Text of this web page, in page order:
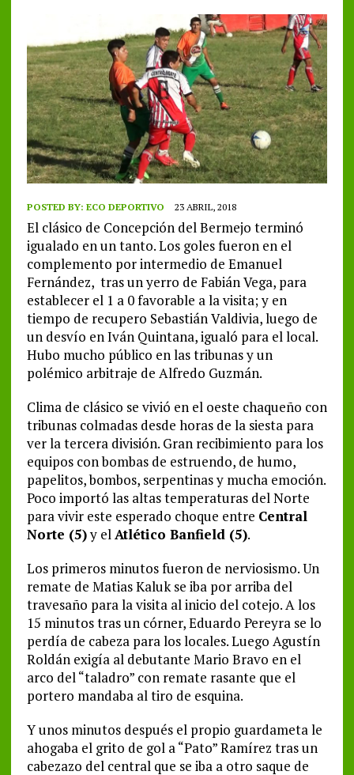
POSTED BY: ECO DEPORTIVO 23 ABRIL, 2018
El clásico de Concepción del Bermejo terminó
igualado en un tanto. Los goles fueron en el
complemento por intermedio de Emanuel
Fernández, tras un yerro de Fabián Vega, para
establecer el 1 a 0 favorable a la visita; y en
tiempo de recupero Sebastián Valdivia, luego de
un desvío en Iván Quintana, igualó para el local.
Hubo mucho público en las tribunas y un
polémico arbitraje de Alfredo Guzmán.
Clima de clásico se vivió en el oeste chaqueño con
tribunas colmadas desde horas de la siesta para
ver la tercera división. Gran recibimiento para los
equipos con bombas de estruendo, de humo,
papelitos, bombos, serpentinas y mucha emoción.
Poco importó las altas temperaturas del Norte
para vivir este esperado choque entre Central
Norte (5)y elAtlético Banfield (5).
Los primeros minutos fueron de nerviosismo. Un
remate de Matias Kaluk se iba por arriba del
travesaño para la visita al inicio del cotejo. A los
15 minutos tras un córner, Eduardo Pereyra se lo
perdía de cabeza para los locales. Luego Agustín
Roldán exigía al debutante Mario Bravo en el
arco del “taladro” con remate rasante que el
portero mandaba al tiro de esquina.
Y unos minutos después el propio guardameta le
ahogaba el grito de gol a “Pato” Ramírez tras un
cabezazo del central que se iba a otro saque de